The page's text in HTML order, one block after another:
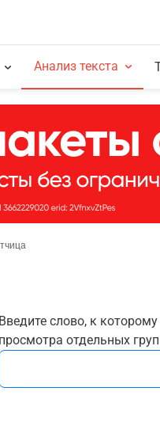
Анализ текста
Введите слово, к
просмотра отдельных